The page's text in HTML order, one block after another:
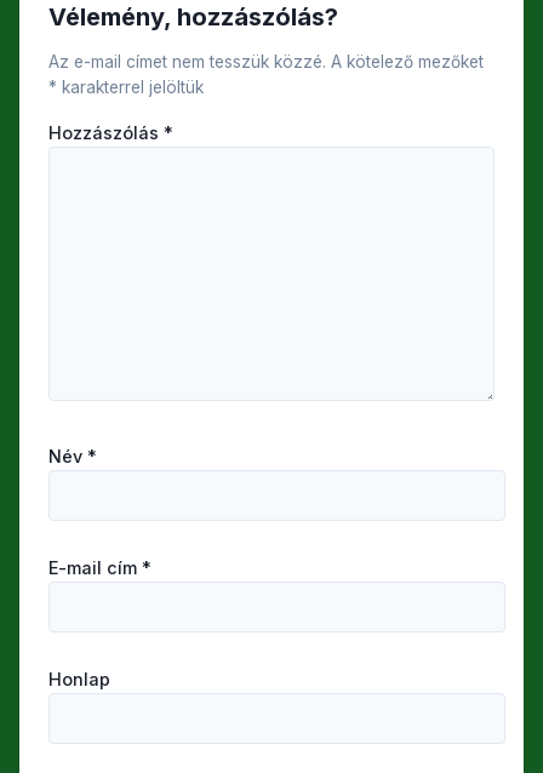
Vélemény, hozzászólás?
Az e-mail címet nem tesszük közzé. A kötelező mezőket
* karakterrel jelöltük
Hozzászólás *
Név *
E-mail cím *
Honlap